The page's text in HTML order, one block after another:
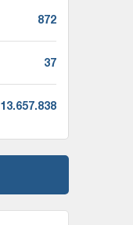
872
37
13.657.838